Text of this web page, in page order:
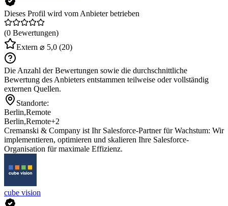
Dieses Profil wird vom Anbieter betrieben
(0 Bewertungen)
Extern ⌀ 5,0 (20)
Die Anzahl der Bewertungen sowie die durchschnittliche
Bewertung des Anbieters entstammen teilweise oder vollständig
externen Quellen.
Standorte:
Berlin,Remote
Berlin,Remote+2
Cremanski & Company ist Ihr Salesforce-Partner für Wachstum: Wir
implementieren, optimieren und skalieren Ihre Salesforce-
Organisation für maximale Effizienz.
cube vision